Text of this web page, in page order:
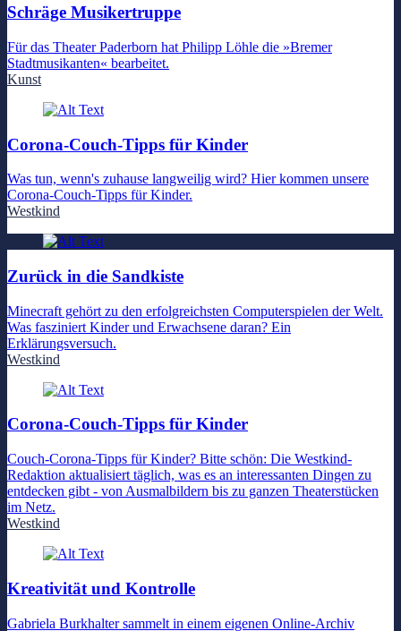
Schräge Musikertruppe
Für das Theater Paderborn hat Philipp Löhle die »Bremer
Stadtmusikanten« bearbeitet.
Kunst
Corona-Couch-Tipps für Kinder
Was tun, wenn's zuhause langweilig wird? Hier kommen unsere
Corona-Couch-Tipps für Kinder.
Westkind
Zurück in die Sandkiste
Minecraft gehört zu den erfolgreichsten Computerspielen der Welt.
Was fasziniert Kinder und Erwachsene daran? Ein
Erklärungsversuch.
Westkind
Corona-Couch-Tipps für Kinder
Couch-Corona-Tipps für Kinder? Bitte schön: Die Westkind-
Redaktion aktualisiert täglich, was es an interessanten Dingen zu
entdecken gibt - von Ausmalbildern bis zu ganzen Theaterstücken
im Netz.
Westkind
Kreativität und Kontrolle
Gabriela Burkhalter sammelt in einem eigenen Online-Archiv